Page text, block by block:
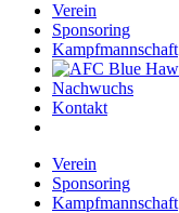
Verein
Sponsoring
Kampfmannschaft
Nachwuchs
Kontakt
Verein
Sponsoring
Kampfmannschaft